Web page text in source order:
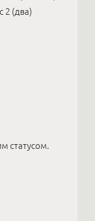
2 (два)
статусом.